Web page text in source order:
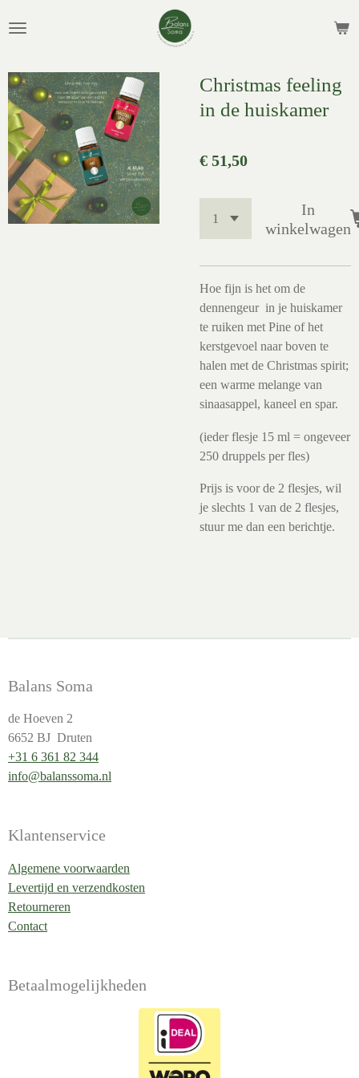
direct
de
hoofdinhoud
Christmas feeling
in de huiskamer
€ 51,50
In
winkelwagen
Hoe fijn is het om de
dennengeur in je huiskamer
te ruiken met Pine of het
kerstgevoel naar boven te
halen met de Christmas spirit;
een warme melange van
sinaasappel, kaneel en spar.
(ieder flesje 15 ml = ongeveer
250 druppels per fles)
Prijs is voor de 2 flesjes, wil
je slechts 1 van de 2 flesjes,
stuur me dan een berichtje.
Balans Soma
de Hoeven 2
6652 BJ Druten
+31 6 361 82 344
info@balanssoma.nl
Klantenservice
Algemene voorwaarden
Levertijd en verzendkosten
Retourneren
Contact
Betaalmogelijkheden